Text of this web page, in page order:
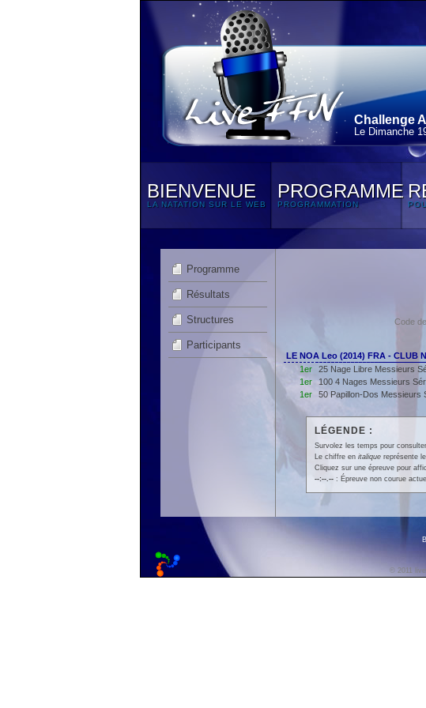
Challenge
Le Dimanche
BIENVENUE
LA NATATION SUR LE WEB
PROGRAMME
PROGRAMMATION
Programme
Résultats
Structures
Participants
Code
LE NOA Leo (2014) FRA - CLUB
1er
25 Nage Libre Messieurs
1er 100 4 Nages Messieurs
1er 50 Papillon-Dos Messieurs
LÉGENDE :
Survolez les temps pour
Le chiffre en italiquereprésente
Cliquez sur une épreuve pour
--:--.--: Épreuve non courue
© 2011